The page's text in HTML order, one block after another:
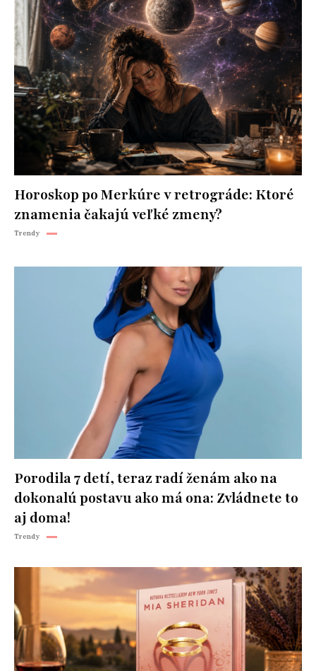
Horoskop po Merkúre v retrográde: Ktoré
znamenia čakajú veľké zmeny?
Trendy
Porodila 7 detí, teraz radí ženám ako na
dokonalú postavu ako má ona: Zvládnete to
aj doma!
Trendy